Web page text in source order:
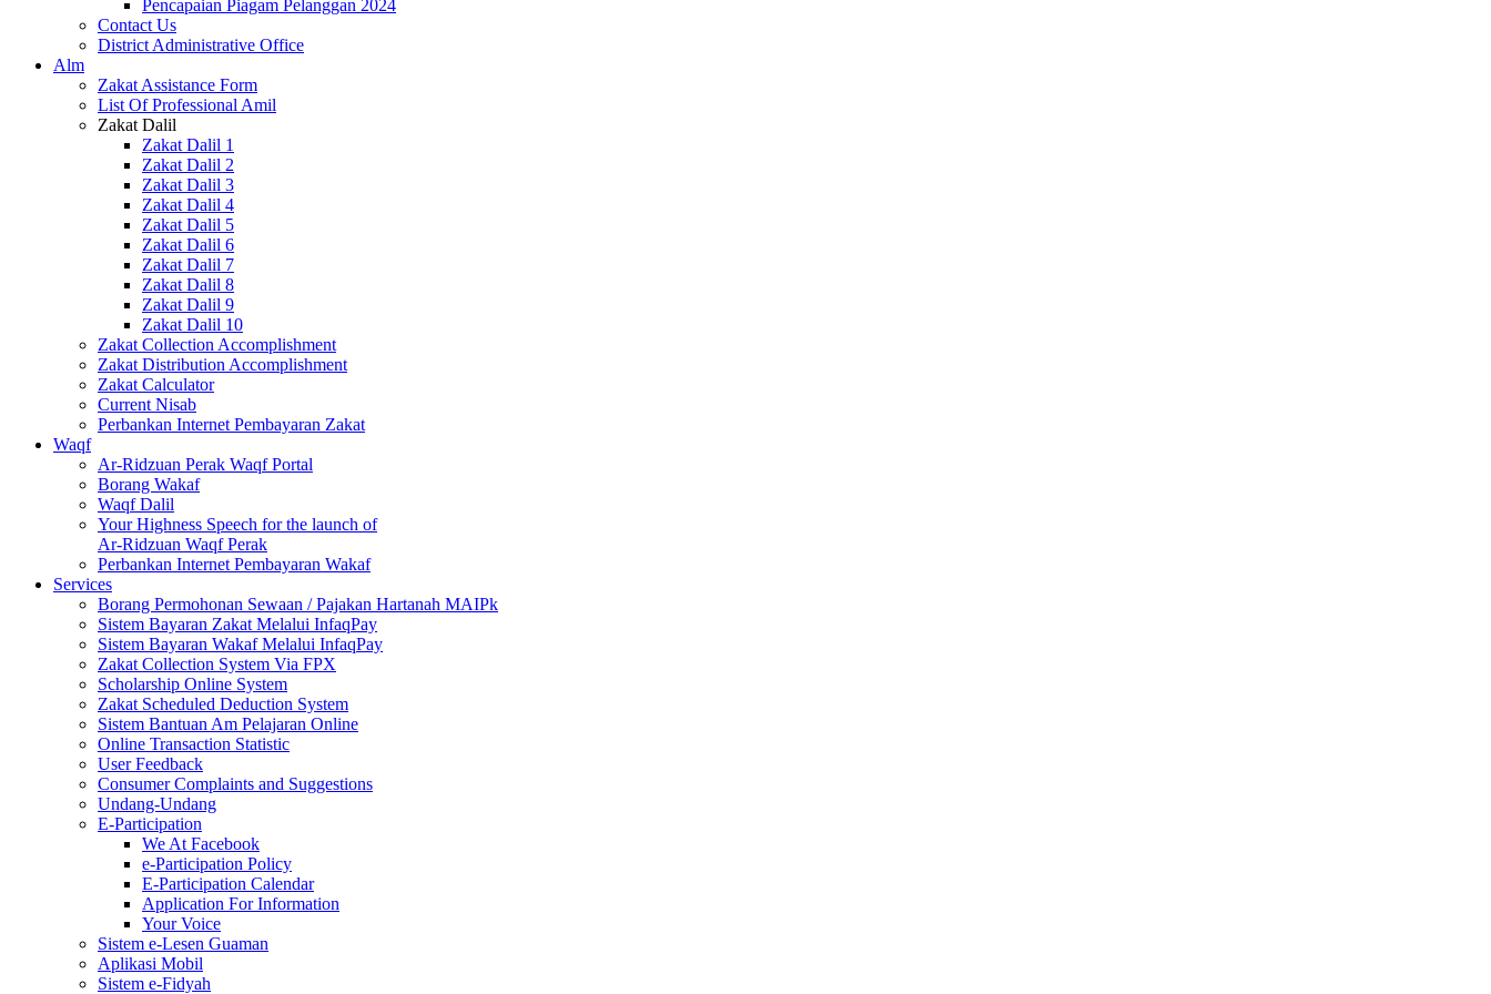
Pencapaian Piagam Pelanggan 2024
Contact Us
District Administrative Office
Alm
Zakat Assistance Form
List Of Professional Amil
Zakat Dalil
Zakat Dalil 1
Zakat Dalil 2
Zakat Dalil 3
Zakat Dalil 4
Zakat Dalil 5
Zakat Dalil 6
Zakat Dalil 7
Zakat Dalil 8
Zakat Dalil 9
Zakat Dalil 10
Zakat Collection Accomplishment
Zakat Distribution Accomplishment
Zakat Calculator
Current Nisab
Perbankan Internet Pembayaran Zakat
Waqf
Ar-Ridzuan Perak Waqf Portal
Borang Wakaf
Waqf Dalil
Your Highness Speech for the launch of
Ar-Ridzuan Waqf Perak
Perbankan Internet Pembayaran Wakaf
Services
Borang Permohonan Sewaan / Pajakan Hartanah MAIPk
Sistem Bayaran Zakat Melalui InfaqPay
Sistem Bayaran Wakaf Melalui InfaqPay
Zakat Collection System Via FPX
Scholarship Online System
Zakat Scheduled Deduction System
Sistem Bantuan Am Pelajaran Online
Online Transaction Statistic
User Feedback
Consumer Complaints and Suggestions
Undang-Undang
E-Participation
We At Facebook
e-Participation Policy
E-Participation Calendar
Application For Information
Your Voice
Sistem e-Lesen Guaman
Aplikasi Mobil
Sistem e-Fidyah